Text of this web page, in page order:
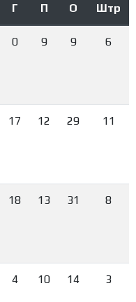
Г П О Штр
0 9 9 6
17 12 29 11
18 13 31 8
4 10 14 3